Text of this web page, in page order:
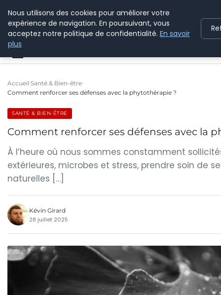
CYBERPARAPHARMACIE
Accueil Santé & Bien-être
Comment renforcer ses défenses avec la phytothérapie ?
SANTÉ & BIEN-ÊTRE
Comment renforcer ses défenses avec la
À l’heure où nous sommes constamment
extérieures, microbes et stress, prendre soin de
naturelles […]
Kévin Girard
28 juillet 2025
Nous utilisons des cookies pour améliorer votre
expérience de navigation. En poursuivant, vous
acceptez notre politique de confidentialité. En savoir
plus